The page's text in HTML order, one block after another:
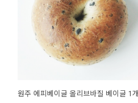
원주 에피베이글 올리브바질 베이글 1개